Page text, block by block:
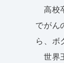
高校
でがん
ら、ボ
世界